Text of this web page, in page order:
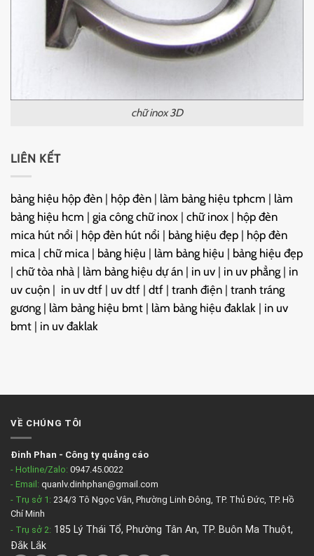
chữ inox 3D
LIÊN KẾT
bảng hiệu hộp đèn | hộp đèn | làm bảng hiệu tphcm | làm
bảng hiệu hcm | gia công chữ inox | chữ inox | hộp đèn
mica hút nổi | hộp đèn hút nổi | bảng hiệu đẹp | hộp đèn
mica | chữ mica | bảng hiệu | làm bảng hiệu | bảng hiệu đẹp
| chữ tòa nhà | làm bảng hiệu dự án | in uv | in uv phẳng | in
uv cuộn | in uv dtf | uv dtf | dtf | tranh điện | tranh tráng
gương | làm bảng hiệu bmt | làm bảng hiệu đaklak | in uv
bmt | in uv đaklak
VỀ CHÚNG TÔI
Đinh Phan - Công ty quảng cáo
- Hotline/Zalo: 0947.45.0022
- Email: quanlv.dinhphan@gmail.com
- Trụ sở 1: 234/3 Tô Ngọc Vân, Phường Linh Đông, TP. Thủ Đức, TP. Hồ
Chí Minh
- Trụ sở 2: 185 Lý Thái Tổ, Phường Tân An, TP. Buôn Ma Thuột,
Đắk Lắk